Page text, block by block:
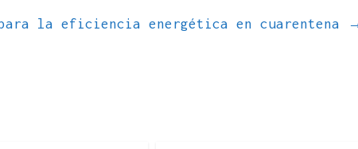
la eficiencia energética en cuarentena